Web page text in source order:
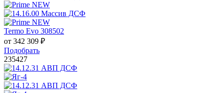
Termo Evo 308502
от 342 309 ₽
Подобрать
235427